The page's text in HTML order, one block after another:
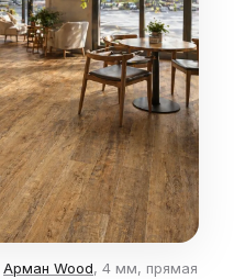
Арман Wood, 4 мм, прямая